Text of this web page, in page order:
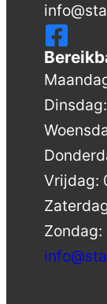
Vrijdag: